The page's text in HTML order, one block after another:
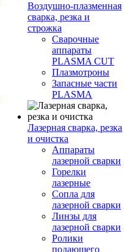
Воздушно-плазменная
сварка, резка и
строжка
Сварочные
аппараты
PLASMA CUT
Плазмотроны
Запасные части
PLASMA
Лазерная сварка, резка
и очистка
Аппараты
лазерной сварки
Горелки
лазерные
Сопла для
лазерной сварки
Линзы для
лазерной сварки
Ролики
подающего